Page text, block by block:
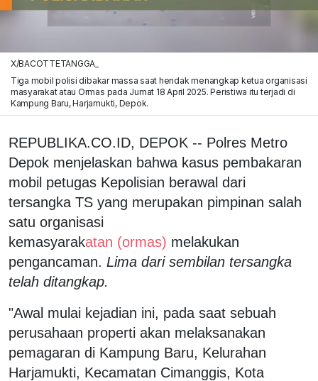
X/BACOTTETANGGA_
Tiga mobil polisi dibakar massa saat hendak menangkap ketua organisasi
masyarakat atau Ormas pada Jumat 18 April 2025. Peristiwa itu terjadi di
Kampung Baru, Harjamukti, Depok.
REPUBLIKA.CO.ID, DEPOK -- Polres Metro
Depok menjelaskan bahwa kasus pembakaran
mobil petugas Kepolisian berawal dari
tersangka TS yang merupakan pimpinan salah
satu organisasi
kemasyarakatan (ormas) melakukan
pengancaman. Lima dari sembilan tersangka
telah ditangkap.
"Awal mulai kejadian ini, pada saat sebuah
perusahaan properti akan melaksanakan
pemagaran di Kampung Baru, Kelurahan
Harjamukti, Kecamatan Cimanggis, Kota